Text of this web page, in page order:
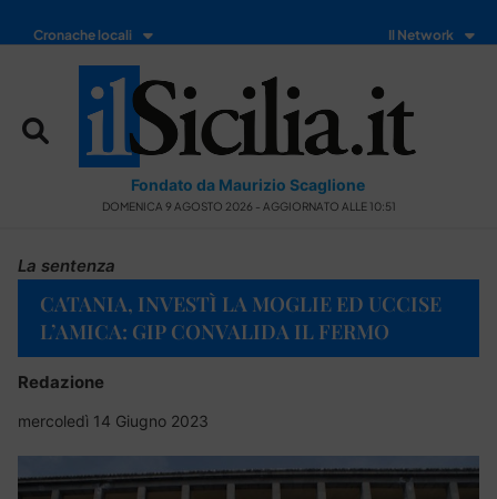
Cronache locali Il Network
Fondato da Maurizio Scaglione
DOMENICA 9 AGOSTO 2026 - AGGIORNATO ALLE 10:51
La sentenza
CATANIA, INVESTÌ LA MOGLIE ED UCCISE
L’AMICA: GIP CONVALIDA IL FERMO
Redazione
mercoledì 14 Giugno 2023